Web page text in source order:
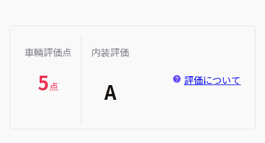
車輌評価点
5点
内装評価
A 評価について